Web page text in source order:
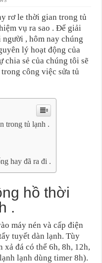
rơ le thời gian trong tủ
vụ ra sao . Để giải
người , hôm nay chúng
lý hoạt động của
chia sẻ của chúng tôi sẽ
công việc sửa tủ
trong tủ lạnh .
hay đã ra đi .
hồ thời
.
máy nén và cấp điện
tuyết dàn lạnh. Tùy
xả đá có thể 6h, 8h, 12h,
lạnh dùng timer 8h).